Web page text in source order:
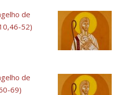
de
52)
de
69)